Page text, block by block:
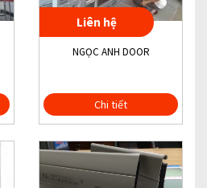
Liên hệ
NGỌC ANH DOOR
Chi tiết